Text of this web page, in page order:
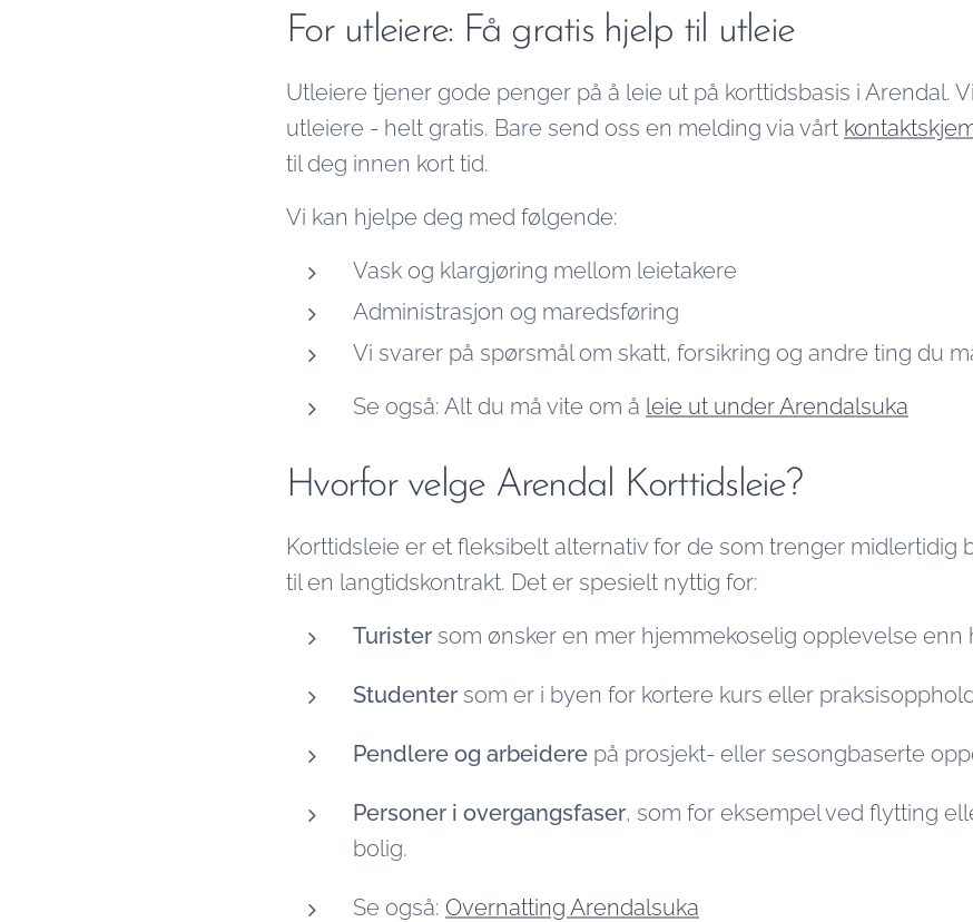
For utleiere: Få gratis hjelp til utleie
Utleiere tjener gode penger på å leie ut på korttidsbasis i Arendal.
utleiere - helt gratis. Bare send oss en melding via vårt
til deg innen kort tid.
Vi kan hjelpe deg med følgende:
Vask og klargjøring mellom leietakere
Administrasjon og maredsføring
Vi svarer på spørsmål om skatt, forsikring og andre ting du
Se også: Alt du må vite om å leie ut under Arendalsuka
Hvorfor velge Arendal Korttidsleie?
Korttidsleie er et fleksibelt alternativ for de som trenger midlertidig
til en langtidskontrakt. Det er spesielt nyttig for:
Turister som ønsker en mer hjemmekoselig opplevelse enn
Studenter som er i byen for kortere kurs eller
Pendlere og arbeidere på prosjekt- eller sesongbaserte
Personer i overgangsfaser, som for eksempel ved flytting
bolig.
Se også: Overnatting Arendalsuka